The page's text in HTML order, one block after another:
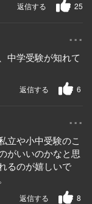
25
返信する
...
中学受験が知れて
6
返信する
...
立や小中受験のこ
がいいのかなと思
るのが嬉しいで
8
返信する